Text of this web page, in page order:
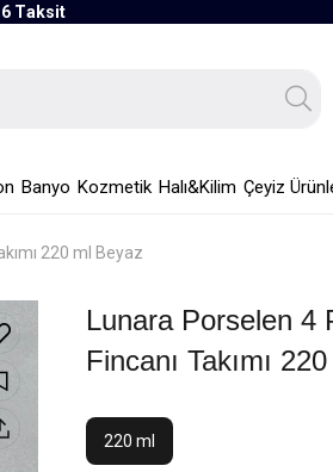
6 Taksit
Banyo Kozmetik Halı&Kilim Çeyiz
220 ml Beyaz
Lunara Porselen 4
Fincanı Takımı
220 ml